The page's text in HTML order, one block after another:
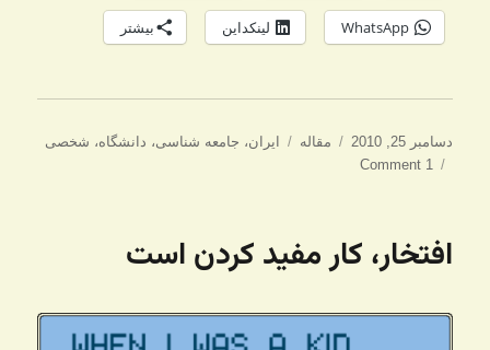
WhatsApp لینکداین بیشتر
ارسال
شده
دسامبر 25, 2010 دسته‌ها
مقاله برچسب‌ها
ایران، جامعه شناسی، دانشگاه، شخصی
1 Comment
افتخار، کار مفید کردن است